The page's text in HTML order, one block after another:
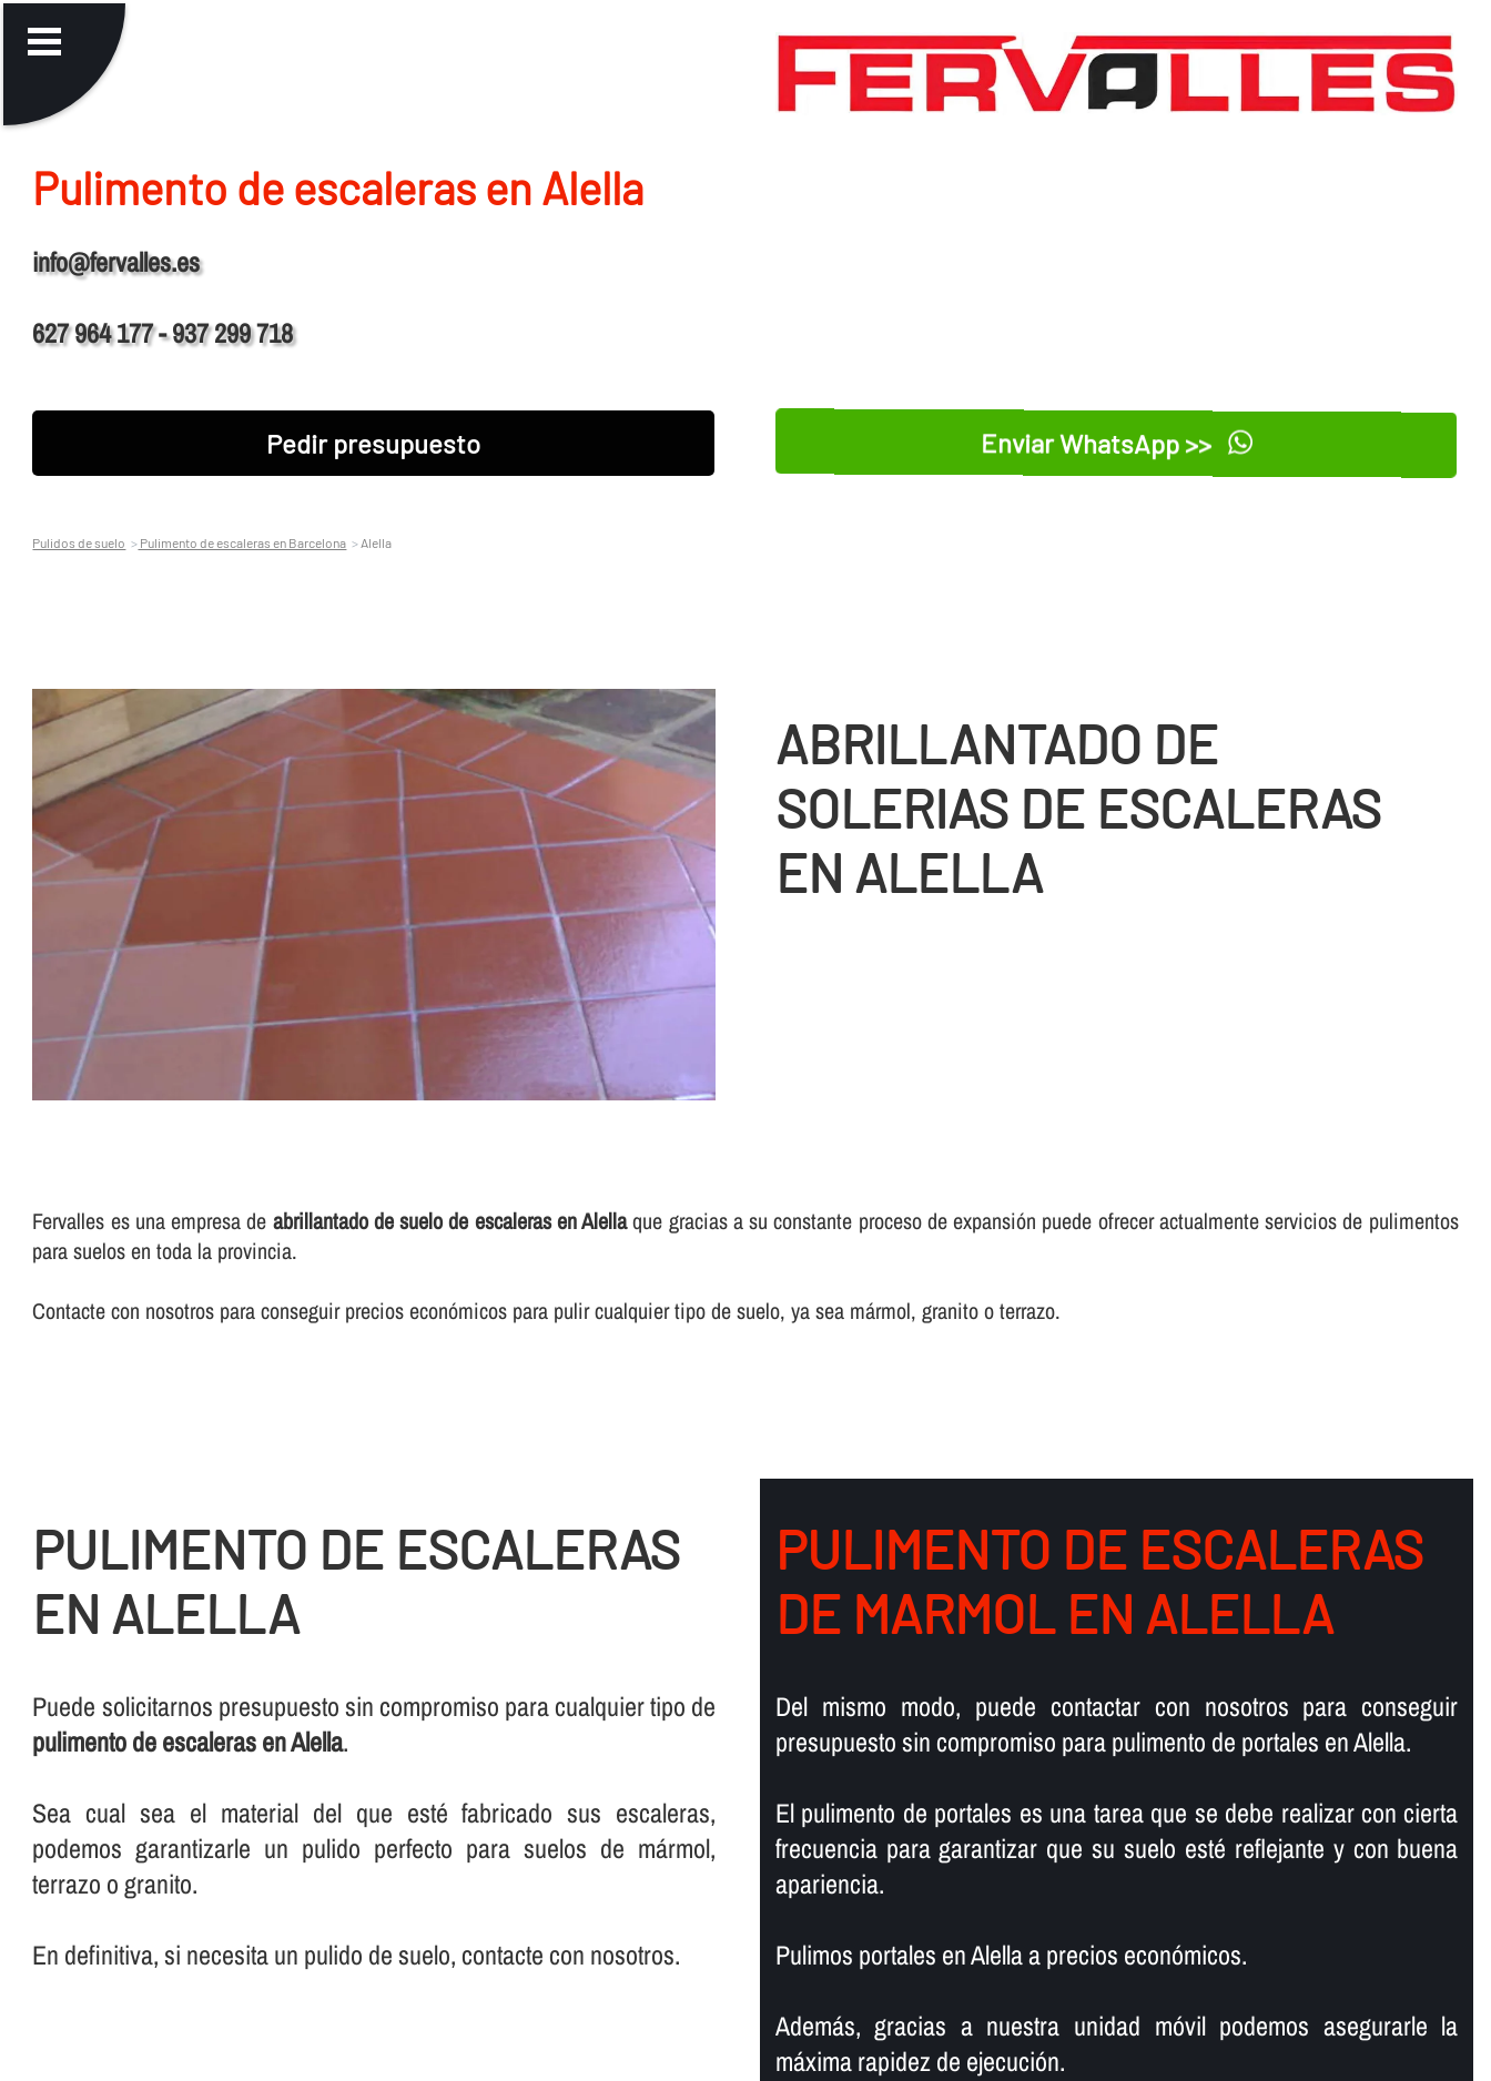
Pulimento de escaleras en Alella
info@fervalles.es
627 964 177 - 937 299 718
Pedir presupuesto Enviar WhatsApp >>
Pulidos de suelo Pulimento de escaleras en Barcelona Alella
ABRILLANTADO DE
SOLERIAS DE ESCALERAS
EN ALELLA
Fervalles es una empresa de abrillantado de suelo de escaleras en Alellaque gracias a su constante proceso de expansión puede ofrecer actualmente servicios de pulimentos
para suelos en toda la provincia.
Contacte con nosotros para conseguir precios económicos para pulir cualquier tipo de suelo, ya sea mármol, granito o terrazo.
PULIMENTO DE ESCALERAS
EN ALELLA
Puede solicitarnos presupuesto sin compromiso para cualquier tipo de
pulimento de escaleras en Alella.
Sea cual sea el material del que esté fabricado sus escaleras,
podemos garantizarle un pulido perfecto para suelos de mármol,
terrazo o granito.
En definitiva, si necesita un pulido de suelo, contacte con nosotros.
PULIMENTO DE ESCALERAS
DE MARMOL EN ALELLA
Del mismo modo, puede contactar con nosotros para conseguir
presupuesto sin compromiso para pulimento de portales en Alella.
El pulimento de portales es una tarea que se debe realizar con cierta
frecuencia para garantizar que su suelo esté reflejante y con buena
apariencia.
Pulimos portales en Alella a precios económicos.
Además, gracias a nuestra unidad móvil podemos asegurarle la
máxima rapidez de ejecución.